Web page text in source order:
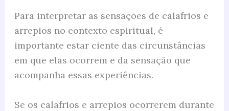
Para interpretar as sensações de calafrios e
arrepios no contexto espiritual, é
importante estar ciente das circunstâncias
em que elas ocorrem e da sensação que
acompanha essas experiências.
Se os calafrios e arrepios ocorrerem durante